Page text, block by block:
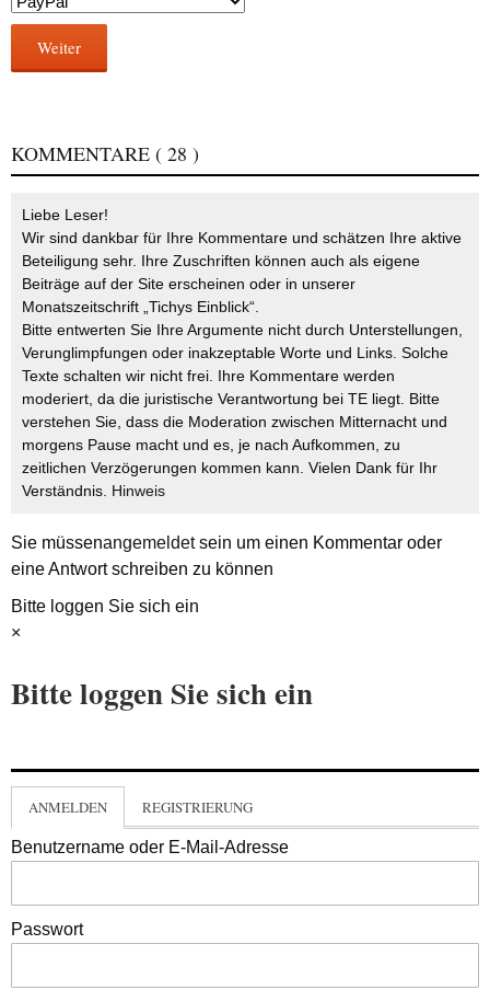
Weiter
KOMMENTARE ( 28 )
Liebe Leser!
Wir sind dankbar für Ihre Kommentare und schätzen Ihre aktive
Beteiligung sehr. Ihre Zuschriften können auch als eigene
Beiträge auf der Site erscheinen oder in unserer
Monatszeitschrift „Tichys Einblick“.
Bitte entwerten Sie Ihre Argumente nicht durch Unterstellungen,
Verunglimpfungen oder inakzeptable Worte und Links. Solche
Texte schalten wir nicht frei. Ihre Kommentare werden
moderiert, da die juristische Verantwortung bei TE liegt. Bitte
verstehen Sie, dass die Moderation zwischen Mitternacht und
morgens Pause macht und es, je nach Aufkommen, zu
zeitlichen Verzögerungen kommen kann. Vielen Dank für Ihr
Verständnis. Hinweis
Sie müssenangemeldetsein um einen Kommentar oder
eine Antwort schreiben zu können
Bitte loggen Sie sich ein
×
Bitte loggen Sie sich ein
ANMELDEN REGISTRIERUNG
Benutzername oder E-Mail-Adresse
Passwort